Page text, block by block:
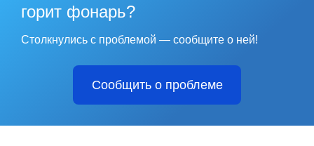
горит фонарь?
Столкнулись с проблемой — сообщите о ней!
Сообщить о проблеме